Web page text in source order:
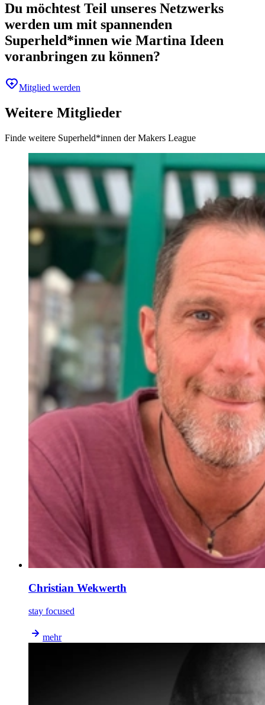
Du möchtest Teil unseres Netzwerks
werden um mit spannenden
Superheld*innen wie Martina Ideen
voranbringen zu können?
Mitglied werden
Weitere Mitglieder
Finde weitere Superheld*innen der Makers League
Christian Wekwerth
stay focused
mehr